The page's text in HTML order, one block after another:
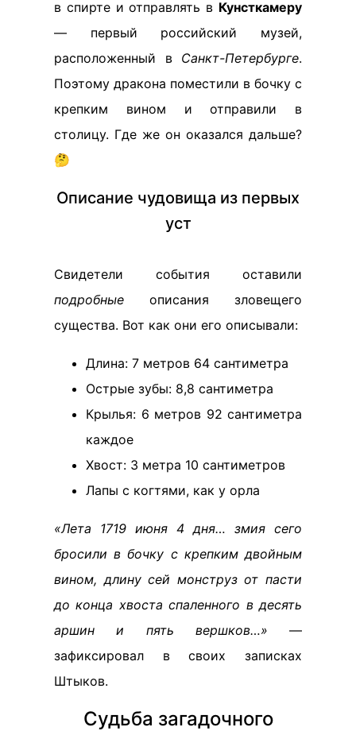
в спирте и отправлять в Кунсткамеру
— первый российский музей,
расположенный в Санкт-Петербурге.
Поэтому дракона поместили в бочку с
крепким вином и отправили в
столицу. Где же он оказался дальше?
🤔
Описание чудовища из первых
уст
Свидетели события оставили
подробные описания зловещего
существа. Вот как они его описывали:
Длина: 7 метров 64 сантиметра
Острые зубы: 8,8 сантиметра
Крылья: 6 метров 92 сантиметра
каждое
Хвост: 3 метра 10 сантиметров
Лапы с когтями, как у орла
«Лета 1719 июня 4 дня… змия сего
бросили в бочку с крепким двойным
вином, длину сей монструз от пасти
до конца хвоста спаленного в десять
аршин и пять вершков…» —
зафиксировал в своих записках
Штыков.
Судьба загадочного